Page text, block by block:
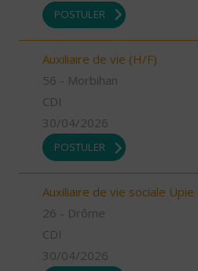
POSTULER
Auxiliaire de vie (H/F)
56 - Morbihan
CDI
30/04/2026
POSTULER
Auxiliaire de vie sociale Upie
26 - Drôme
CDI
30/04/2026